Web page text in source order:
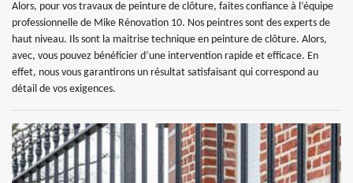
Alors, pour vos travaux de peinture de clôture, faites confiance à l’équipe
professionnelle de Mike Rénovation 10. Nos peintres sont des experts de
haut niveau. Ils sont la maitrise technique en peinture de clôture. Alors,
avec, vous pouvez bénéficier d’une intervention rapide et efficace. En
effet, nous vous garantirons un résultat satisfaisant qui correspond au
détail de vos exigences.